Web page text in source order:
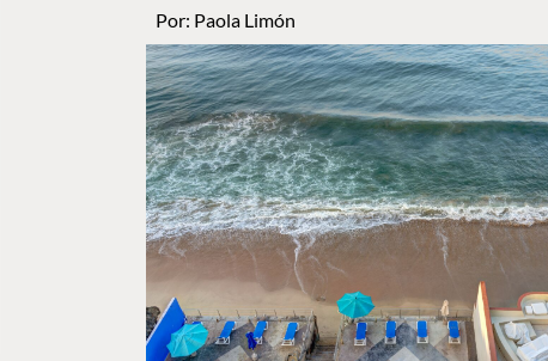
Por: Paola Limón